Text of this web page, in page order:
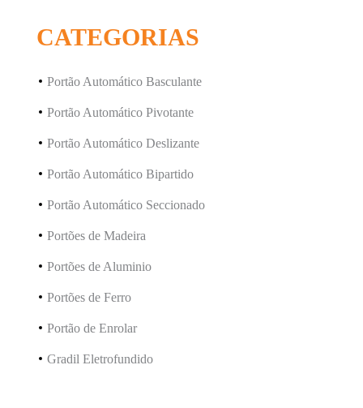
CATEGORIAS
Portão Automático Basculante
Portão Automático Pivotante
Portão Automático Deslizante
Portão Automático Bipartido
Portão Automático Seccionado
Portões de Madeira
Portões de Aluminio
Portões de Ferro
Portão de Enrolar
Gradil Eletrofundido
27